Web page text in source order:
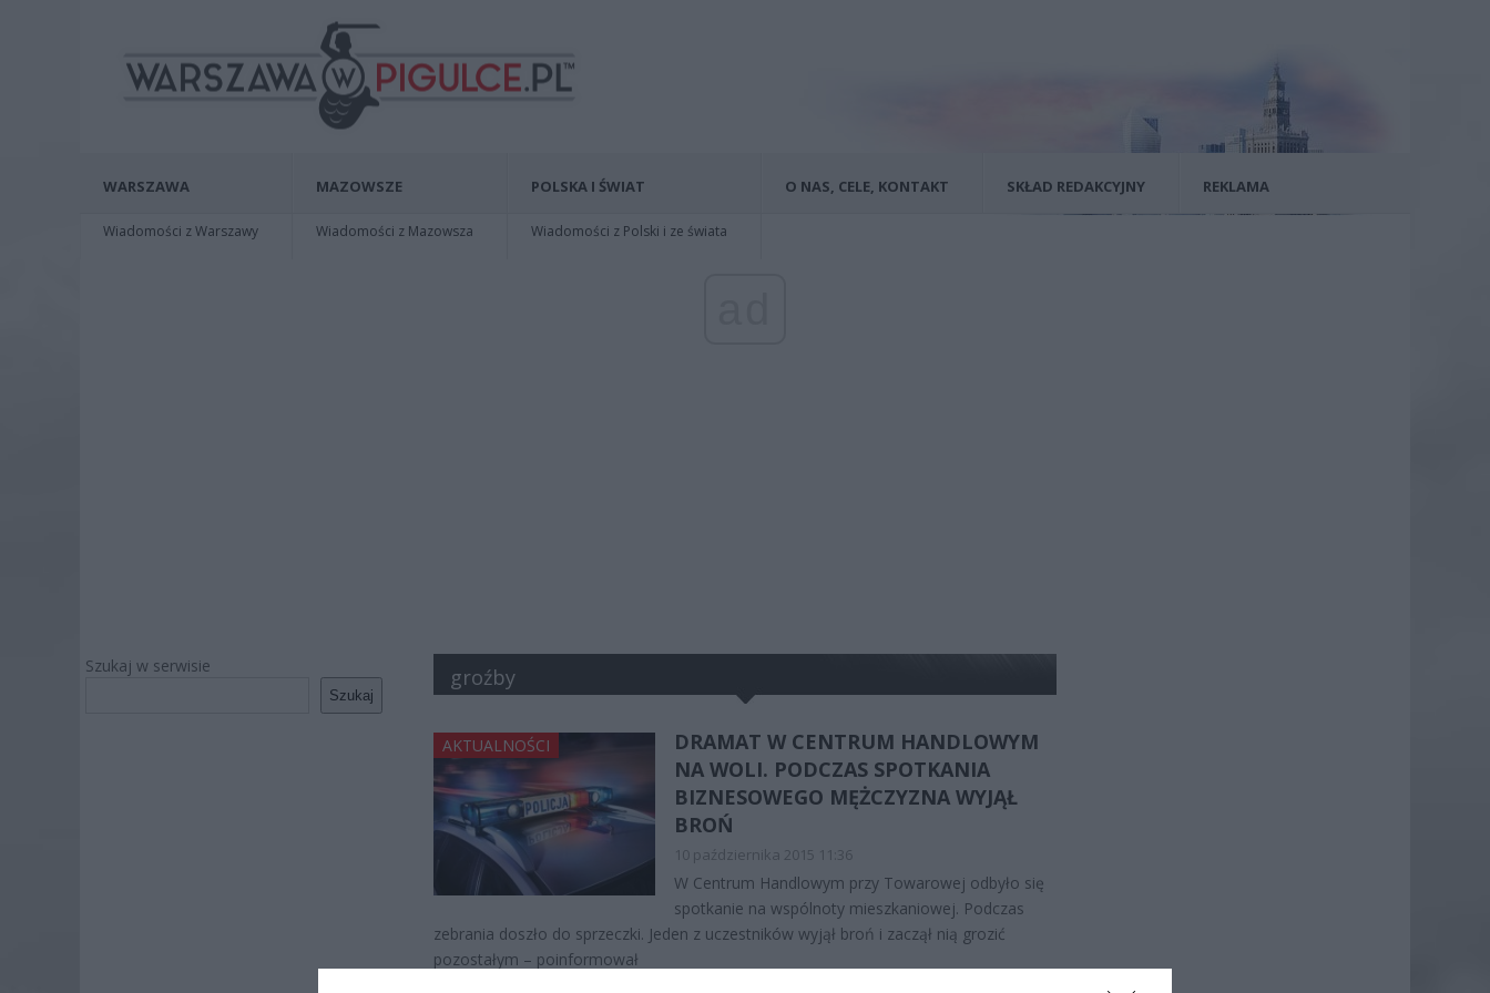
WARSZAWA
Wiadomości z Warszawy
MAZOWSZE
Wiadomości z Mazowsza
POLSKA I ŚWIAT
Wiadomości z Polski i ze świata
O NAS, CELE, KONTAKT SKŁAD REDAKCYJNY REKLAMA
Szukaj w serwisie
Szukaj
groźby
AKTUALNOŚCI
DRAMAT W CENTRUM HANDLOWYM
NA WOLI. PODCZAS SPOTKANIA
BIZNESOWEGO MĘŻCZYZNA WYJĄŁ
BROŃ
10 października 2015 11:36
W Centrum Handlowym przy Towarowej odbyło się
spotkanie na wspólnoty mieszkaniowej. Podczas
zebrania doszło do sprzeczki. Jeden z uczestników wyjął broń i zaczął nią grozić
pozostałym – poinformował